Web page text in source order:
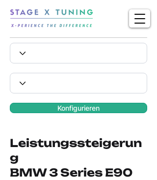
Konfigurieren
Leistungssteigerun
g
BMW 3 Series E90